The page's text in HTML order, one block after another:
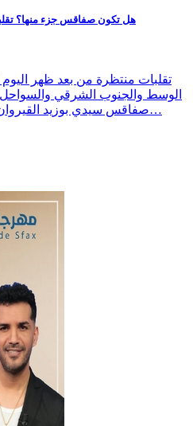
هل تكون صفاقس جزء منها؟
الوسط والجنوب الشرقي
صفاقس سيدي بوزيد القيروان والمهدية احتمال مناطق غرب…